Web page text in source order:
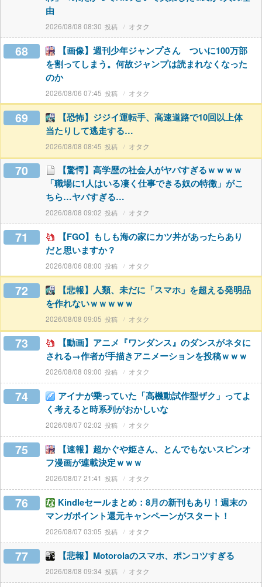
由
2026/08/08 08:30 オタク
68
【画像】週刊少年ジャンプさん ついに100万部
を割ってしまう。何故ジャンプは読まれなくなった
のか
2026/08/06 07:45 オタク
69
【恐怖】ジジイ運転手、高速道路で10回以上体
当たりして逃走する…
2026/08/08 08:45 オタク
70
【驚愕】高学歴の社会人がヤバすぎるｗｗｗｗ
「職場に1人はいる凄く仕事できる奴の特徴」がこ
ちら…ヤバすぎる…
2026/08/08 09:02 オタク
71
【FGO】もしも海の家にカツ丼があったらあり
だと思いますか？
2026/08/06 08:00 オタク
72
【悲報】人類、未だに「スマホ」を超える発明品
を作れないｗｗｗｗｗ
2026/08/08 09:05 オタク
73
【動画】アニメ『ワンダンス』のダンスがネタに
される→作者が手描きアニメーションを投稿ｗｗｗ
2026/08/08 09:00 オタク
74
アイナが乗っていた「高機動試作型ザク」ってよ
く考えると時系列がおかしいな
2026/08/07 02:02 オタク
75
【速報】超かぐや姫さん、とんでもないスピンオ
フ漫画が連載決定ｗｗｗ
2026/08/07 21:41 オタク
76
Kindleセールまとめ：8月の新刊もあり！週末の
マンガポイント還元キャンペーンがスタート！
2026/08/07 03:05 オタク
77 【悲報】Motorolaのスマホ、ポンコツすぎる
2026/08/08 09:34 オタク